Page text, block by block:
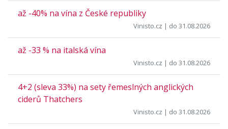
až -40% na vína z České republiky
Vinisto.cz | do 31.08.2026
až -33 % na italská vína
Vinisto.cz | do 31.08.2026
4+2 (sleva 33%) na sety řemeslných anglických
ciderů Thatchers
Vinisto.cz | do 31.08.2026